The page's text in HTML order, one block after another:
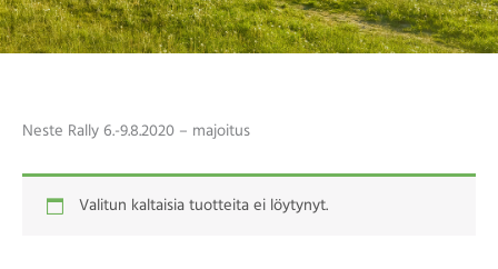
Neste Rally 6.-9.8.2020 – majoitus
Valitun kaltaisia tuotteita ei löytynyt.